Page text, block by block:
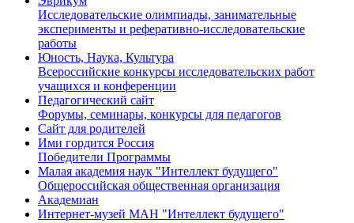
Исследовательские олимпиады, занимательные
эксперименты и реферативно-исследовательские
работы
Юность, Наука, Культура
Всероссийские конкурсы исследовательских работ
учащихся и конференции
Педагогический сайт
Форумы, семинары, конкурсы для педагогов
Сайт для родителей
Ими гордится Россия
Победители Программы
Малая академия наук "Интеллект будущего"
Общероссийская общественная организация
Академиан
Интернет-музей МАН "Интеллект будущего"